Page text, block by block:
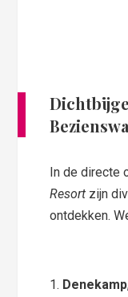
In de directe
Resort zijn
ontdekken.
1. Denekamp